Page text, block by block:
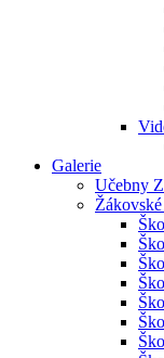
Galerie
Učebny